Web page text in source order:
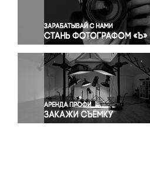
Правосудие
Происшествия и конфликты
Религия
Светская жизнь
Спорт
Экология
Экономика и бизнес